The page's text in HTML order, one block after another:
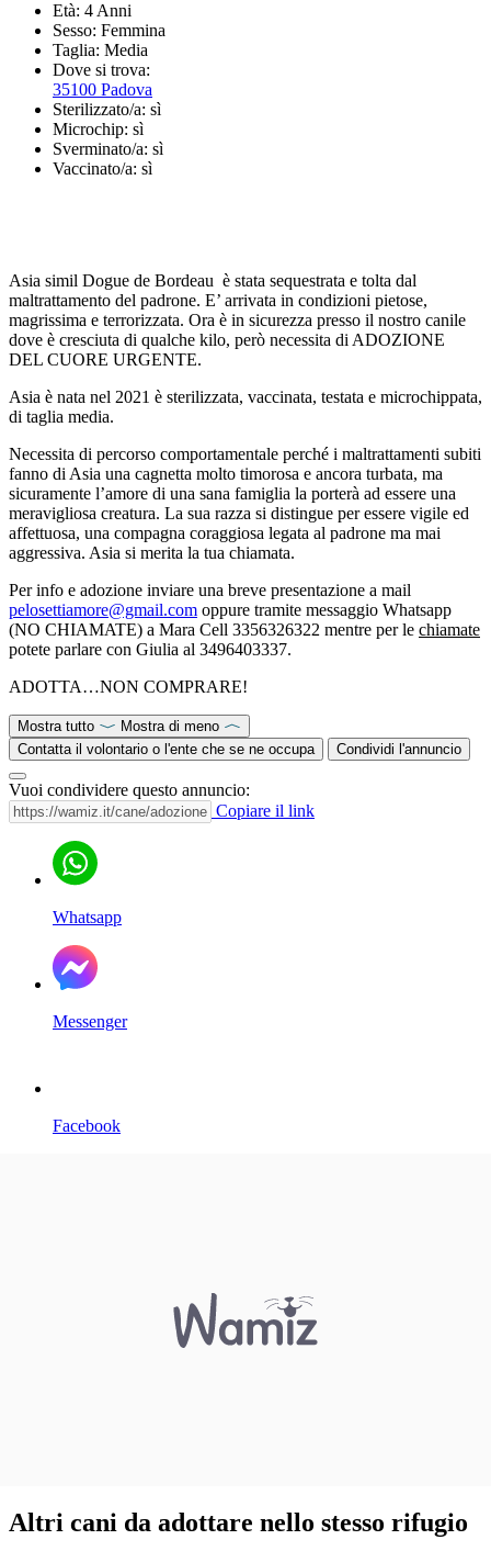
Età: 4 Anni
Sesso: Femmina
Taglia: Media
Dove si trova:
35100 Padova
Sterilizzato/a: sì
Microchip: sì
Sverminato/a: sì
Vaccinato/a: sì
Asia simil Dogue de Bordeau è stata sequestrata e tolta dal
maltrattamento del padrone. E’ arrivata in condizioni pietose,
magrissima e terrorizzata. Ora è in sicurezza presso il nostro canile
dove è cresciuta di qualche kilo, però necessita di ADOZIONE
DEL CUORE URGENTE.
Asia è nata nel 2021 è sterilizzata, vaccinata, testata e microchippata,
di taglia media.
Necessita di percorso comportamentale perché i maltrattamenti subiti
fanno di Asia una cagnetta molto timorosa e ancora turbata, ma
sicuramente l’amore di una sana famiglia la porterà ad essere una
meravigliosa creatura. La sua razza si distingue per essere vigile ed
affettuosa, una compagna coraggiosa legata al padrone ma mai
aggressiva. Asia si merita la tua chiamata.
Per info e adozione inviare una breve presentazione a mail
pelosettiamore@gmail.com oppure tramite messaggio Whatsapp
(NO CHIAMATE) a Mara Cell 3356326322 mentre per le chiamate
potete parlare con Giulia al 3496403337.
ADOTTA…NON COMPRARE!
Mostra tutto
Mostra di meno
Contatta il volontario o l'ente che se ne occupa
Condividi l'annuncio
Vuoi condividere questo annuncio:
Copiare il link
Whatsapp
Messenger
Facebook
Altri cani da adottare nello stesso rifugio